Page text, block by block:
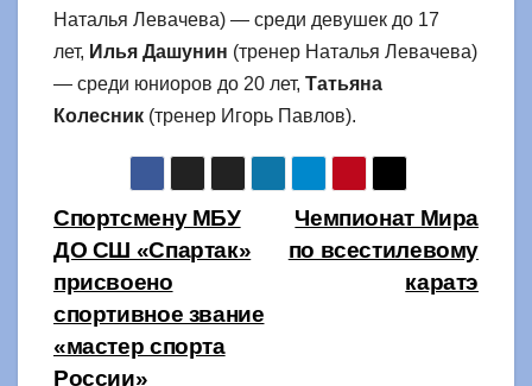
Наталья Левачева) — среди девушек до 17
лет, Илья Дашунин (тренер Наталья Левачева)
— среди юниоров до 20 лет, Татьяна
Колесник (тренер Игорь Павлов).
Навигация
по
записям
Чемпионат Мира
по всестилевому
каратэ
Спортсмену МБУ
ДО СШ «Спартак»
присвоено
спортивное звание
«мастер спорта
России»